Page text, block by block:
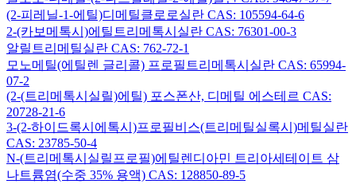
(2-피레닐-1-에틸)디메틸클로로실란 CAS: 105594-64-6
2-(카보메톡시)에틸트리메톡시실란 CAS: 76301-00-3
알릴트리메틸실란 CAS: 762-72-1
모노메틸(에틸렌 글리콜) 프로필트리메톡시실란 CAS: 65994-
07-2
(2-(트리메톡시실릴)에틸) 포스폰산, 디메틸 에스테르 CAS:
20728-21-6
3-(2-하이드록시에톡시)프로필비스(트리메틸실록시)메틸실란
CAS: 23785-50-4
N-(트리메톡시실릴프로필)에틸렌디아민 트리아세테이트 삼
나트륨염(수중 35% 용액) CAS: 128850-89-5